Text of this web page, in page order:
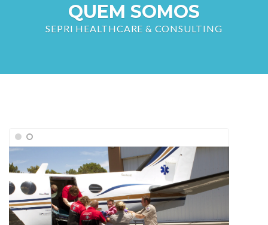
QUEM SOMOS
SEPRI HEALTHCARE & CONSULTING